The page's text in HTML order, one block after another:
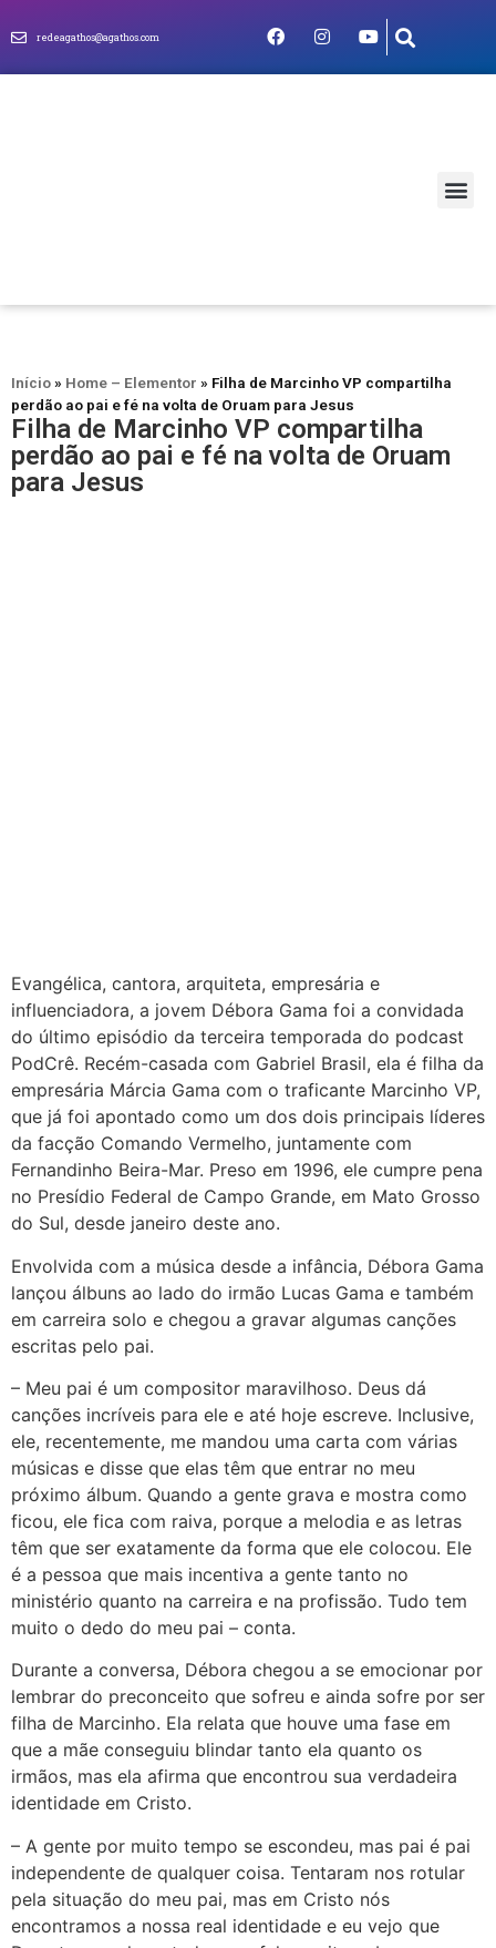
redeagathos@agathos.com
Início» Home – Elementor » Filha de Marcinho VP compartilha
perdão ao pai e fé na volta de Oruam para Jesus
Filha de Marcinho VP compartilha
perdão ao pai e fé na volta de Oruam
para Jesus
Evangélica, cantora, arquiteta, empresária e
influenciadora, a jovem Débora Gama foi a convidada
do último episódio da terceira temporada do podcast
PodCrê. Recém-casada com Gabriel Brasil, ela é filha da
empresária Márcia Gama com o traficante Marcinho VP,
que já foi apontado como um dos dois principais líderes
da facção Comando Vermelho, juntamente com
Fernandinho Beira-Mar. Preso em 1996, ele cumpre pena
no Presídio Federal de Campo Grande, em Mato Grosso
do Sul, desde janeiro deste ano.
Envolvida com a música desde a infância, Débora Gama
lançou álbuns ao lado do irmão Lucas Gama e também
em carreira solo e chegou a gravar algumas canções
escritas pelo pai.
– Meu pai é um compositor maravilhoso. Deus dá
canções incríveis para ele e até hoje escreve. Inclusive,
ele, recentemente, me mandou uma carta com várias
músicas e disse que elas têm que entrar no meu
próximo álbum. Quando a gente grava e mostra como
ficou, ele fica com raiva, porque a melodia e as letras
têm que ser exatamente da forma que ele colocou. Ele
é a pessoa que mais incentiva a gente tanto no
ministério quanto na carreira e na profissão. Tudo tem
muito o dedo do meu pai – conta.
Durante a conversa, Débora chegou a se emocionar por
lembrar do preconceito que sofreu e ainda sofre por ser
filha de Marcinho. Ela relata que houve uma fase em
que a mãe conseguiu blindar tanto ela quanto os
irmãos, mas ela afirma que encontrou sua verdadeira
identidade em Cristo.
– A gente por muito tempo se escondeu, mas pai é pai
independente de qualquer coisa. Tentaram nos rotular
pela situação do meu pai, mas em Cristo nós
encontramos a nossa real identidade e eu vejo que